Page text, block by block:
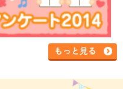
もっと見る